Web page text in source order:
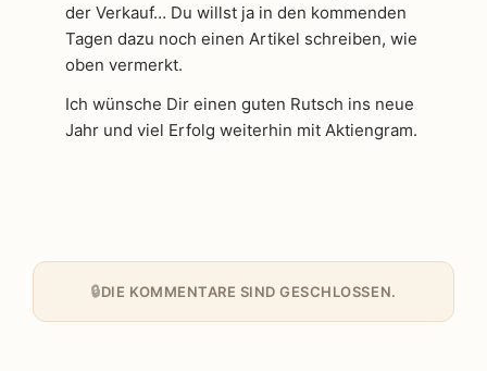
der Verkauf… Du willst ja in den kommenden
Tagen dazu noch einen Artikel schreiben, wie
oben vermerkt.
Ich wünsche Dir einen guten Rutsch ins neue
Jahr und viel Erfolg weiterhin mit Aktiengram.
DIE KOMMENTARE SIND GESCHLOSSEN.